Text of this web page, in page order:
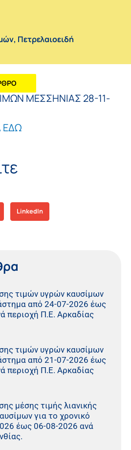
, Πετρελαιοειδή
ΜΕΣΣΗΝΙΑΣ 28-11-
ΕΔΩ
LinkedIn
τιμών υγρών καυσίμων
από 24-07-2026 έως
περιοχή Π.Ε. Αρκαδίας
τιμών υγρών καυσίμων
από 21-07-2026 έως
περιοχή Π.Ε. Αρκαδίας
μέσης τιμής λιανικής
για το χρονικό
έως 06-08-2026 ανά